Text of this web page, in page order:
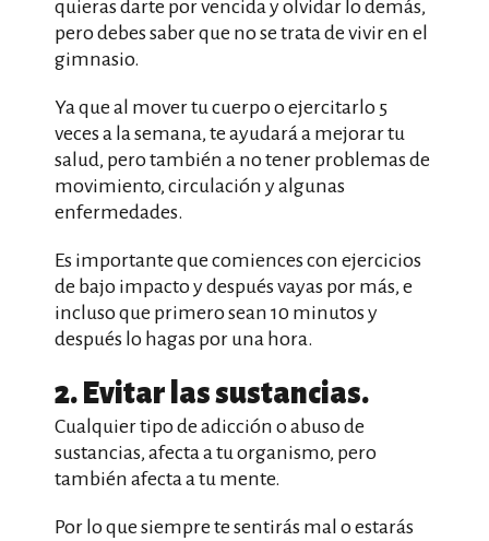
quieras darte por vencida y olvidar lo demás,
pero debes saber que no se trata de vivir en el
gimnasio.
Ya que al mover tu cuerpo o ejercitarlo 5
veces a la semana, te ayudará a mejorar tu
salud, pero también a no tener problemas de
movimiento, circulación y algunas
enfermedades.
Es importante que comiences con ejercicios
de bajo impacto y después vayas por más, e
incluso que primero sean 10 minutos y
después lo hagas por una hora.
2. Evitar las sustancias.
Cualquier tipo de adicción o abuso de
sustancias, afecta a tu organismo, pero
también afecta a tu mente.
Por lo que siempre te sentirás mal o estarás